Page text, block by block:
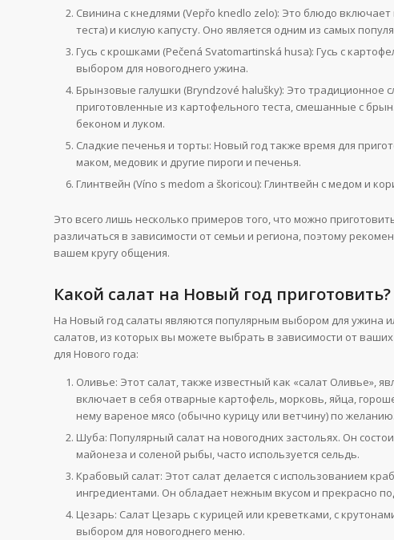
Свинина с кнедлями (Vepřo knedlo zelo): Это блюдо
теста) и кислую капусту. Оно является одним из самых
Гусь с крошками (Pečená Svatomartinská husa): Гусь с
выбором для новогоднего ужина.
Брынзовые галушки (Bryndzové halušky): Это традиционное
приготовленные из картофельного теста, смешанные с
беконом и луком.
Сладкие печенья и торты: Новый год также время для
маком, медовик и другие пироги и печенья.
Глинтвейн (Víno s medom a škoricou): Глинтвейн с медом и
Это всего лишь несколько примеров того, что можно
различаться в зависимости от семьи и региона, поэтому
вашем кругу общения.
Какой салат на Новый год приготовить?
На Новый год салаты являются популярным выбором для ужина
салатов, из которых вы можете выбрать в зависимости от
для Нового года:
Оливье: Этот салат, также известный как «салат Оливье»,
включает в себя отварные картофель, морковь, яйца,
нему вареное мясо (обычно курицу или ветчину) по желанию.
Шуба: Популярный салат на новогодних застольях. Он
майонеза и соленой рыбы, часто используется сельдь.
Крабовый салат: Этот салат делается с использованием
ингредиентами. Он обладает нежным вкусом и прекрасно
Цезарь: Салат Цезарь с курицей или креветками, с
выбором для новогоднего меню.